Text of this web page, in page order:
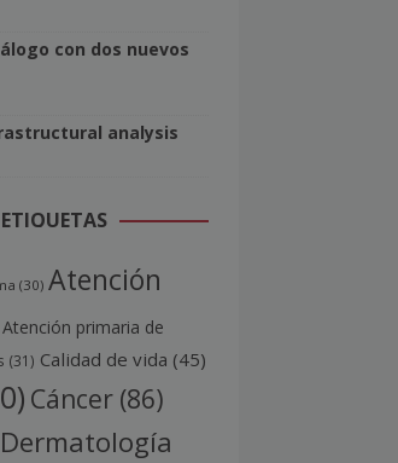
con dos nuevos
analysis
(30) Atención
Atención primaria de
(31) Calidad de vida (45)
Cáncer(86)
Dermatología